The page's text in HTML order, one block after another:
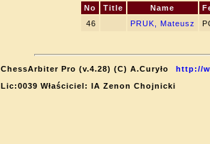
No Title Name
46
PRUK, Mateusz
ChessArbiter Pro (v.4.28) (C) A.Curyło
http://
Lic:0039 Właściciel: IA Zenon Chojnicki